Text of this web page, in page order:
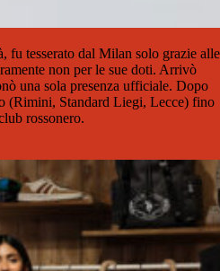
fu tesserato dal Milan solo grazie alle
non per le sue doti. Arrivò
una sola presenza ufficiale. Dopo
(Rimini, Standard Liegi, Lecce) fino
rossonero.